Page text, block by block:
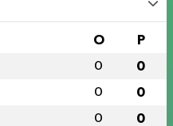
O P
0 0
0 0
0 0